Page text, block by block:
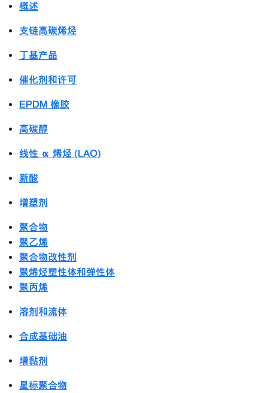
概述
支链高碳烯烃
丁基产品
催化剂和许可
EPDM 橡胶
高碳醇
线性 α 烯烃 (LAO)
新酸
增塑剂
聚合物
聚乙烯
聚合物改性剂
聚烯烃塑性体和弹性体
聚丙烯
溶剂和流体
合成基础油
增黏剂
星标聚合物